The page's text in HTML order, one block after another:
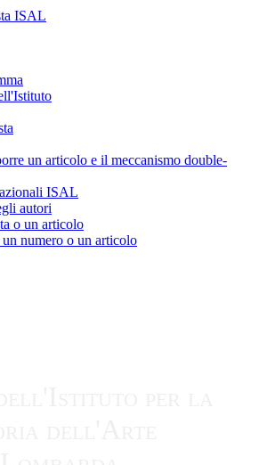
ISAL
un articolo e il meccanismo double-
ISAL
autori
o un articolo
numero o un articolo